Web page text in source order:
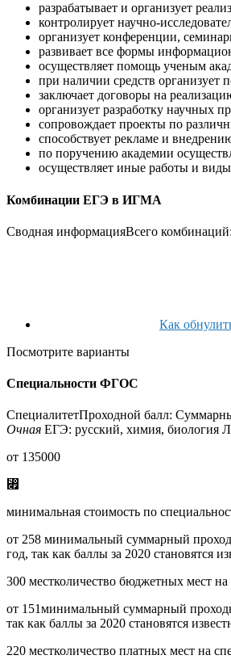
разрабатывает и организует
контролирует научно-
организует конференции,
развивает все формы
осуществляет помощь ученым
при наличии средств
заключает договоры на
организует разработку научных
сопровождает проекты по
способствует рекламе и
по поручению академии
осуществляет иные работы и
Комбинации ЕГЭ в ИГМА
Сводная информацияВсего комбинаций:
Как
Посмотрите варианты
Специальности ФГОС
СпециалитетПроходной балл:
Очная ЕГЭ: русский, химия, биология
от 135000
⃏
минимальная стоимость по
от 258 минимальный суммарный
год, так как баллы за 2020 становятся
300 местколичество бюджетных мест на
от 151минимальный суммарный
так как баллы за 2020 становятся
220 местколичество платных мест на